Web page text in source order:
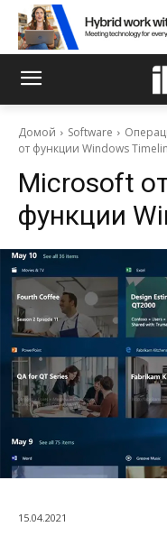
Домой Software
от функции Windows
Microsoft
функции
15.04.2021